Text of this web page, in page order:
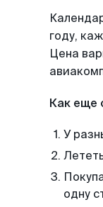
году,
Цена
Как еще
У
одну